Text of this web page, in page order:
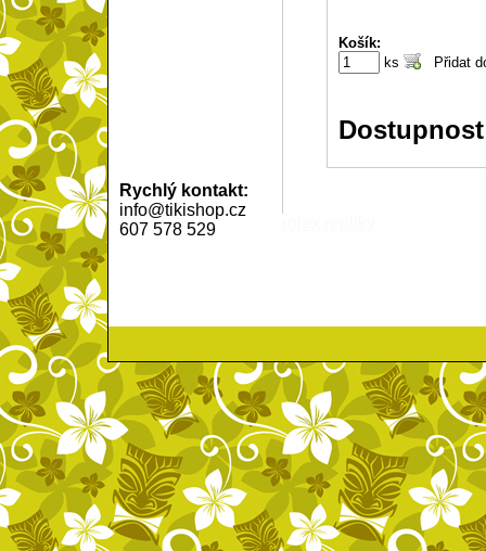
Košík:
ks
Rychlý kontakt:
info@tikishop.cz
607 578 529